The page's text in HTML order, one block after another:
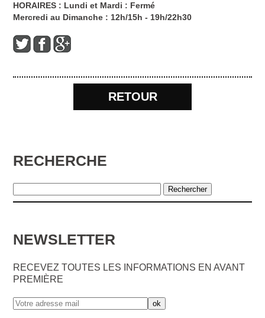
HORAIRES : Lundi et Mardi : Fermé
Mercredi au Dimanche : 12h/15h - 19h/22h30
RETOUR
RECHERCHE
NEWSLETTER
RECEVEZ TOUTES LES INFORMATIONS EN AVANT
PREMIÈRE